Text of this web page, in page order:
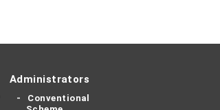
Administrators
Conventional